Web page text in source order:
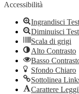
Accessibilità
Ingrandisci
Diminuisci
Scala di grigi
Alto Contrasto
Basso
Sfondo Chiaro
Sottolinea
Carattere